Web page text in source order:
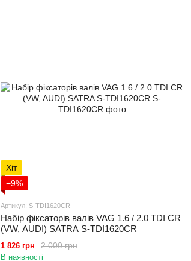
Хіт
−9%
Артикул: S-TDI1620CR
Набір фіксаторів валів VAG 1.6 / 2.0 TDI CR
(VW, AUDI) SATRA S-TDI1620CR
2 000 грн
1 826 грн
В наявності